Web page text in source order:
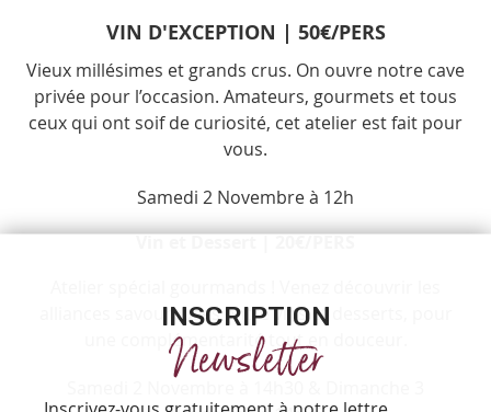
VIN D'EXCEPTION | 50€/PERS
Vieux millésimes et grands crus. On ouvre notre cave
privée pour l’occasion. Amateurs, gourmets et tous
ceux qui ont soif de curiosité, cet atelier est fait pour
vous.
Samedi 2 Novembre à 12h
Vin et Dessert | 20€/PERS
alliances savoureuses entre vins et desserts, pour
une complémentarité tout en douceur.
INSCRIPTION
Newsletter